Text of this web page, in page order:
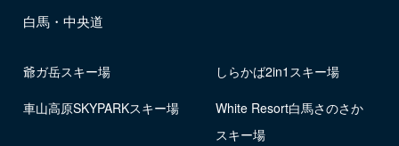
白馬・中央道
爺ガ岳スキー場 しらかば2in1スキー場
車山高原SKYPARKスキー場
White Resort白馬さのさか
スキー場